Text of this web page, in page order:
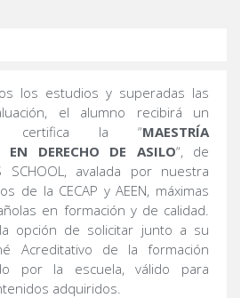
los estudios y superadas las
el alumno recibirá un
certifica la “MAESTRÍA
EN DERECHO DE ASILO“, de
SCHOOL, avalada por nuestra
de la CECAP y AEEN, máximas
en formación y de calidad.
opción de solicitar junto a su
Acreditativo de la formación
por la escuela, válido para
adquiridos.